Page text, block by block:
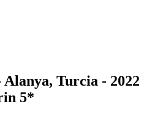
Turcia - 2022
5*